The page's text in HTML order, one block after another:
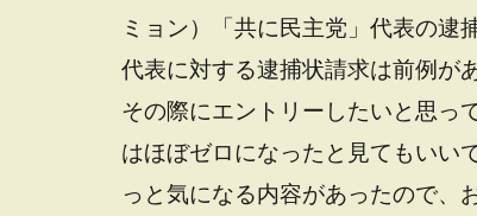
ミョン）「共に民主党」代表の逮
代表に対する逮捕状請求は前例が
その際にエントリーしたいと思っ
はほぼゼロになったと見てもいい
っと気になる内容があったので、